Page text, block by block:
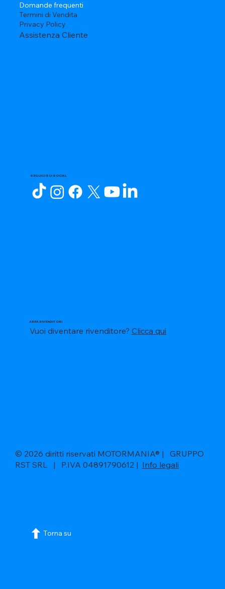
Domande frequenti
Termini di Vendita
Privacy Policy
Assistenza Cliente
SEGUICI SUI SOCIAL
AREA RIVENDITORI
Vuoi diventare rivenditore?Clicca qui
© 2026 diritti riservati MOTORMANIA® | GRUPPO
RST SRL | P.IVA 04891790612 | Info legali
Torna su